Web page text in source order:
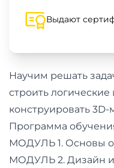
Выдают
Научим решать
строить
конструировать
Программа
МОДУЛЬ 1. Основы
МОДУЛЬ 2. Дизайн и
фитнес
и
Прочее